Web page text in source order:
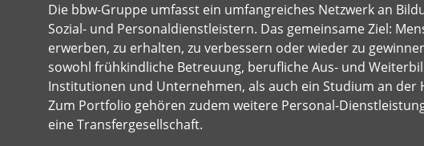
Die bbw-Gruppe umfasst ein umfangreiches Netzwerk an
Sozial- und Personaldienstleistern. Das gemeinsame Ziel:
erwerben, zu erhalten, zu verbessern oder wieder zu
sowohl frühkindliche Betreuung, berufliche Aus- und
Institutionen und Unternehmen, als auch ein Studium an der
Zum Portfolio gehören zudem weitere Personal-
eine Transfergesellschaft.